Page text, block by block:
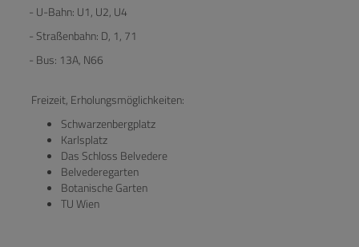
- U-Bahn: U1, U2, U4
- Straßenbahn: D, 1, 71
- Bus: 13A, N66
Freizeit, Erholungsmöglichkeiten:
Schwarzenbergplatz
Karlsplatz
Das Schloss Belvedere
Belvederegarten
Botanische Garten
TU Wien